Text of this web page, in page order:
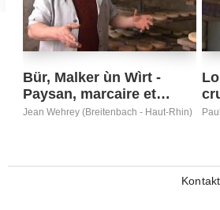
Bür, Malker ùn Wìrt -
Paysan, marcaire et…
Jean Wehrey (Breitenbach - Haut-Rhin)
Kontakt